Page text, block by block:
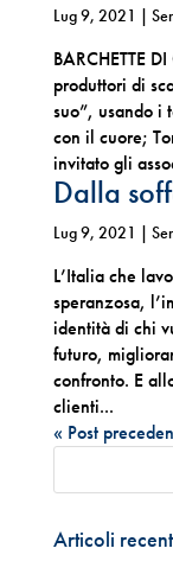
Lug 9, 2021 |
BARCHETTE
produttori di
suo”, usando i
con il cuore;
invitato gli
Dalla
Lug 9, 2021 |
L’Italia che
speranzosa,
identità di chi
futuro,
confronto. E
clienti...
« Post
Articoli